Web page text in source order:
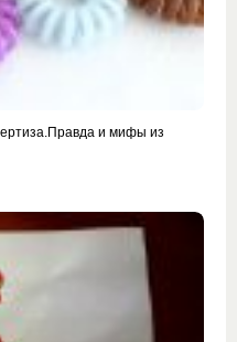
и мифы из